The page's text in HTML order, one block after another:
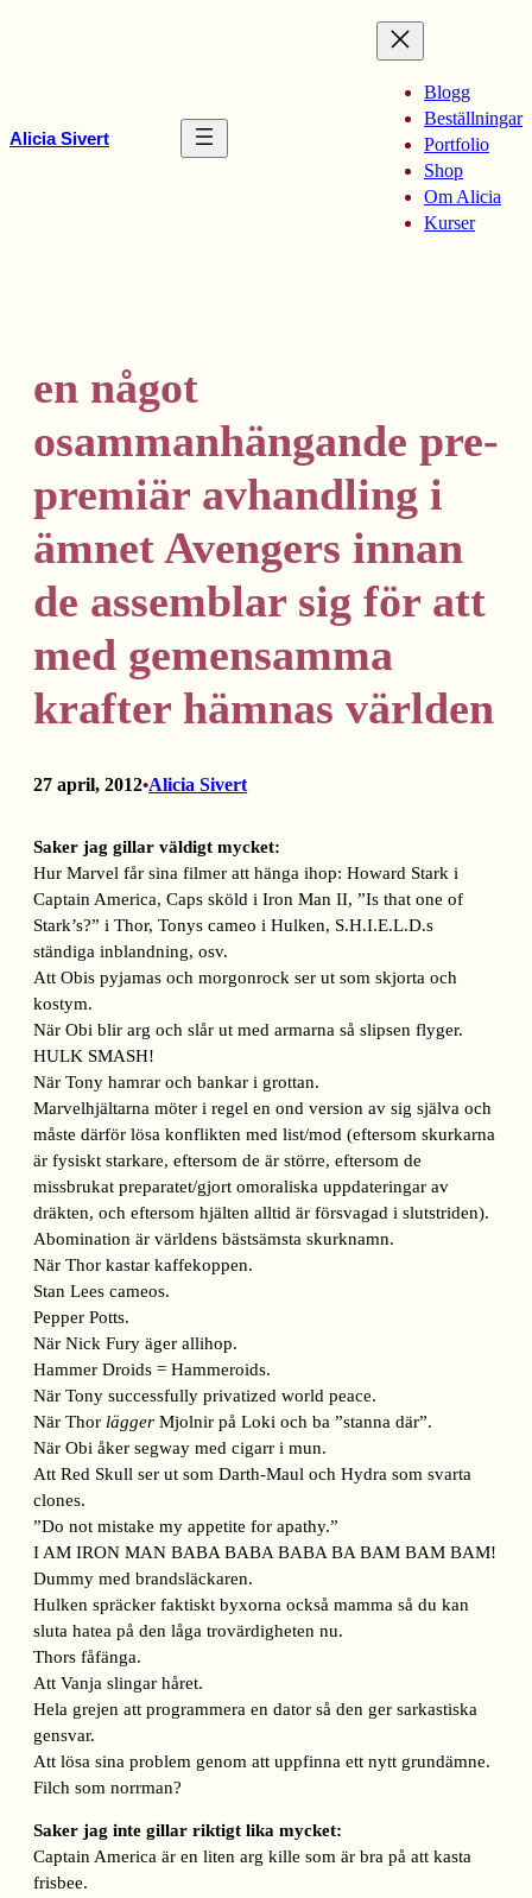
Alicia Sivert
Blogg
Beställningar
Portfolio
Shop
Om Alicia
Kurser
en något
osammanhängande pre-
premiär avhandling i
ämnet Avengers innan
de assemblar sig för att
med gemensamma
krafter hämnas världen
27 april, 2012•Alicia Sivert
Saker jag gillar väldigt mycket:
Hur Marvel får sina filmer att hänga ihop: Howard Stark i
Captain America, Caps sköld i Iron Man II, ”Is that one of
Stark’s?” i Thor, Tonys cameo i Hulken, S.H.I.E.L.D.s
ständiga inblandning, osv.
Att Obis pyjamas och morgonrock ser ut som skjorta och
kostym.
När Obi blir arg och slår ut med armarna så slipsen flyger.
HULK SMASH!
När Tony hamrar och bankar i grottan.
Marvelhjältarna möter i regel en ond version av sig själva och
måste därför lösa konflikten med list/mod (eftersom skurkarna
är fysiskt starkare, eftersom de är större, eftersom de
missbrukat preparatet/gjort omoraliska uppdateringar av
dräkten, och eftersom hjälten alltid är försvagad i slutstriden).
Abomination är världens bästsämsta skurknamn.
När Thor kastar kaffekoppen.
Stan Lees cameos.
Pepper Potts.
När Nick Fury äger allihop.
Hammer Droids = Hammeroids.
När Tony successfully privatized world peace.
När Thor lägger Mjolnir på Loki och ba ”stanna där”.
När Obi åker segway med cigarr i mun.
Att Red Skull ser ut som Darth-Maul och Hydra som svarta
clones.
”Do not mistake my appetite for apathy.”
I AM IRON MAN BABA BABA BABA BA BAM BAM BAM!
Dummy med brandsläckaren.
Hulken spräcker faktiskt byxorna också mamma så du kan
sluta hatea på den låga trovärdigheten nu.
Thors fåfänga.
Att Vanja slingar håret.
Hela grejen att programmera en dator så den ger sarkastiska
gensvar.
Att lösa sina problem genom att uppfinna ett nytt grundämne.
Filch som norrman?
Saker jag inte gillar riktigt lika mycket:
Captain America är en liten arg kille som är bra på att kasta
frisbee.